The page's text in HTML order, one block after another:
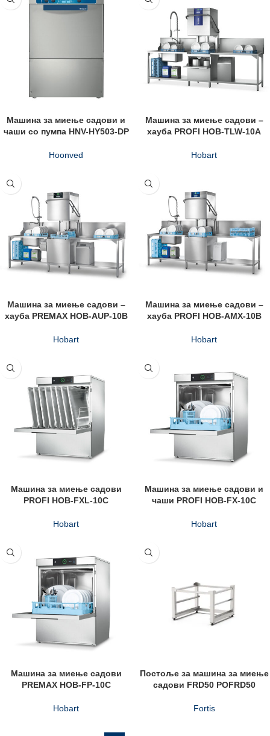
Машина за миење садови и
чаши со пумпа HNV-HY503-DP
Hoonved
Машина за миење садови –
хауба PROFI HOB-TLW-10A
Hobart
Машина за миење садови –
хауба PREMAX HOB-AUP-10B
Hobart
Машина за миење садови –
хауба PROFI HOB-AMX-10B
Hobart
Машина за миење садови
PROFI HOB-FXL-10C
Hobart
Машина за миење садови и
чаши PROFI HOB-FX-10C
Hobart
Машина за миење садови
PREMAX HOB-FP-10C
Hobart
Постоље за машина за миење
садови FRD50 POFRD50
Fortis